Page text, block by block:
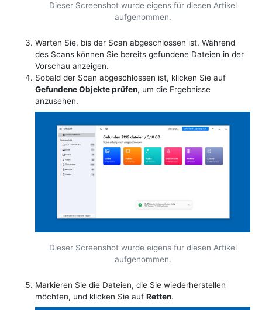
Dieser Screenshot wurde eigens für diesen Artikel
aufgenommen.
Warten Sie, bis der Scan abgeschlossen ist. Während
des Scans können Sie bereits gefundene Dateien in der
Vorschau anzeigen.
Sobald der Scan abgeschlossen ist, klicken Sie auf
Gefundene Objekte prüfen, um die Ergebnisse
anzusehen.
Dieser Screenshot wurde eigens für diesen Artikel
aufgenommen.
Markieren Sie die Dateien, die Sie wiederherstellen
möchten, und klicken Sie auf Retten.